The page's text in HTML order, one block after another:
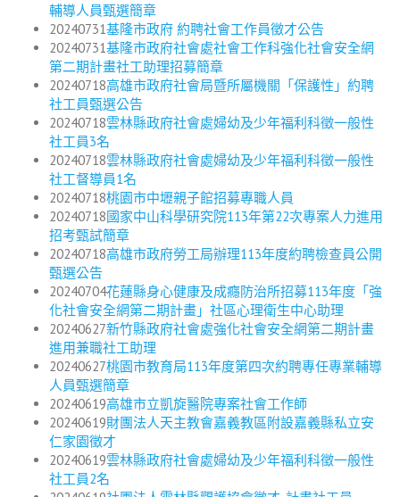
輔導人員甄選簡章
20240731基隆市政府 約聘社會工作員徵才公告
20240731基隆市政府社會處社會工作科強化社會安全網
第二期計畫社工助理招募簡章
20240718高雄市政府社會局暨所屬機關「保護性」約聘
社工員甄選公告
20240718雲林縣政府社會處婦幼及少年福利科徵一般性
社工員3名
20240718雲林縣政府社會處婦幼及少年福利科徵一般性
社工督導員1名
20240718桃園市中壢親子館招募專職人員
20240718國家中山科學研究院113年第22次專案人力進用
招考甄試簡章
20240718高雄市政府勞工局辦理113年度約聘檢查員公開
甄選公告
20240704花蓮縣身心健康及成癮防治所招募113年度「強
化社會安全網第二期計畫」社區心理衛生中心助理
20240627新竹縣政府社會處強化社會安全網第二期計畫
進用兼職社工助理
20240627桃園市教育局113年度第四次約聘專任專業輔導
人員甄選簡章
20240619高雄市立凱旋醫院專案社會工作師
20240619財團法人天主教會嘉義教區附設嘉義縣私立安
仁家園徵才
20240619雲林縣政府社會處婦幼及少年福利科徵一般性
社工員2名